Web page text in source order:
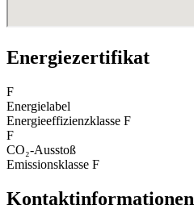
Energiezertifikat
F
Energielabel
Energieeffizienzklasse F
F
CO₂-Ausstoß
Emissionsklasse F
Kontaktinformationen